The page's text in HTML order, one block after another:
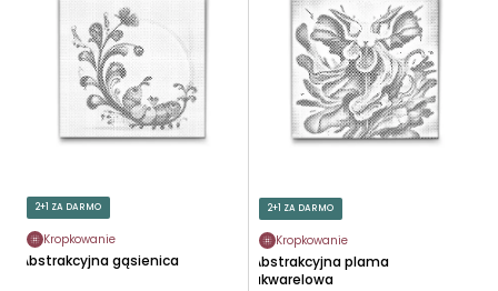
O
D
U
K
U
K
T
2+1 ZA DARMO
Kropkowanie
Abstrakcyjna gąsienica
2+1 ZA DARMO
Kropkowanie
Abstrakcyjna plama
akwarelowa